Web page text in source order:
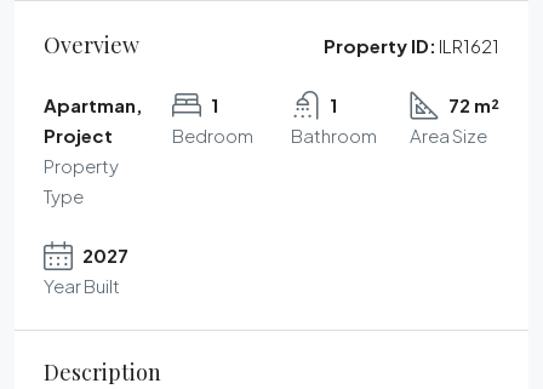
Overview Property ID: ILR1621
Apartman,
Project
Property
Type
1
Bedroom
1
Bathroom
72 m²
Area Size
2027
Year Built
Description